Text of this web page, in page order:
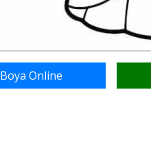
Boya Online